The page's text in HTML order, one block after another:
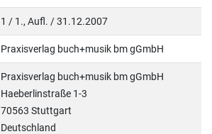
1 / 1., Aufl. / 31.12.2007
Praxisverlag buch+musik bm gGmbH
Praxisverlag buch+musik bm gGmbH
Haeberlinstraße 1-3
70563 Stuttgart
Deutschland